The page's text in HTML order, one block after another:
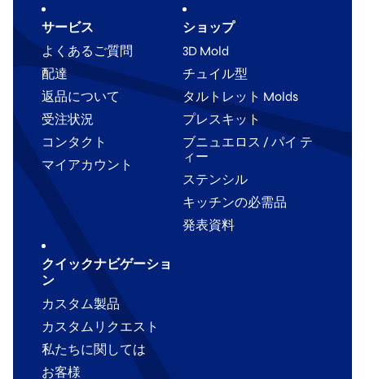
サービス
よくあるご質問
配達
返品について
受注状況
コンタクト
マイアカウント
ショップ
3D Mold
チュイル型
タルトレット Molds
プレスキット
ブニュエロス / パイ テ
ィー
ステンシル
キッチンの必需品
発表資料
クイックナビゲーショ
ン
カスタム製品
カスタムリクエスト
私たちに関しては
お客様